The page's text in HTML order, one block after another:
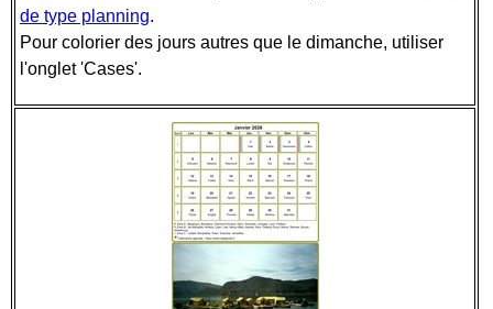
de type planning.
Pour colorier des jours autres que le dimanche, utiliser
l'onglet 'Cases'.